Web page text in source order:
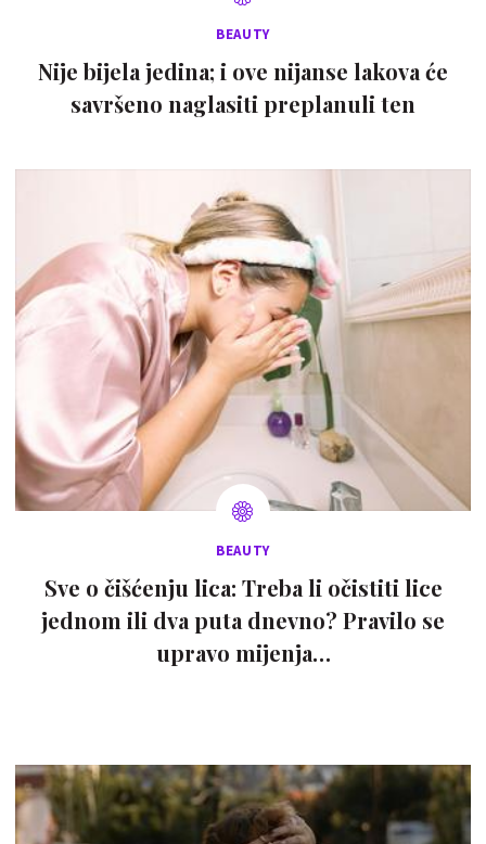
BEAUTY
Nije bijela jedina; i ove nijanse lakova će
savršeno naglasiti preplanuli ten
BEAUTY
Sve o čišćenju lica: Treba li očistiti lice
jednom ili dva puta dnevno? Pravilo se
upravo mijenja…